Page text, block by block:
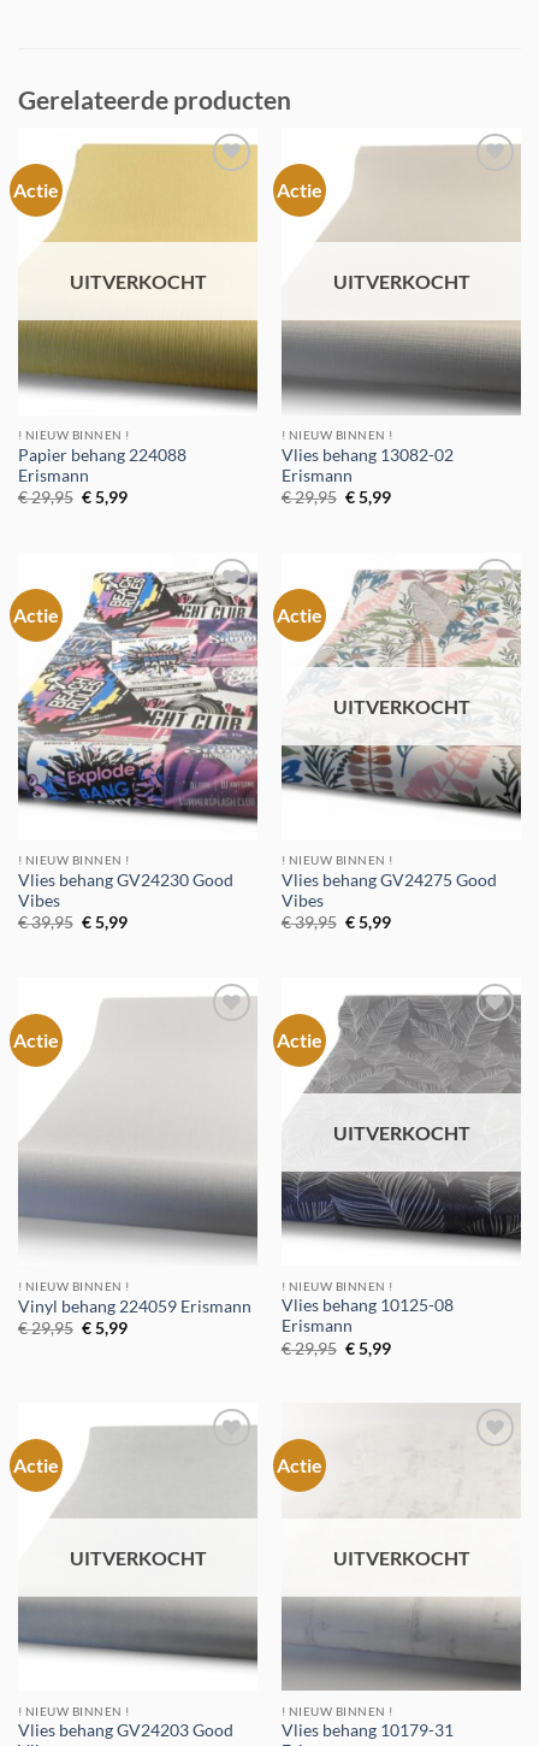
Gerelateerde producten
Actie
UITVERKOCHT
! NIEUW BINNEN !
Papier behang 224088
Erismann
€29,95 Oorspronkelijke
prijs
€5,99Huidige
Actie
UITVERKOCHT
! NIEUW BINNEN !
Vlies behang 13082-02
Erismann
€29,95 Oorspronkelijke
prijs
€5,99Huidige
Actie
Toevoegen
aan
verlanglijst
! NIEUW BINNEN !
Vlies behang GV24230 Good
Vibes
€39,95 Oorspronkelijke
prijs
€5,99Huidige
Actie
Toevoegen
aan
verlanglijst
UITVERKOCHT
! NIEUW BINNEN !
Vlies behang GV24275 Good
Vibes
€39,95 Oorspronkelijke
prijs
€5,99Huidige
Actie
! NIEUW BINNEN !
Vinyl behang 224059 Erismann
€29,95 Oorspronkelijke
prijs
€5,99Huidige
Actie
Toevoegen
aan
verlanglijst
UITVERKOCHT
! NIEUW BINNEN !
Vlies behang 10125-08
Erismann
€29,95 Oorspronkelijke
prijs
€5,99Huidige
Actie
UITVERKOCHT
! NIEUW BINNEN !
Vlies behang GV24203 Good
Actie
UITVERKOCHT
! NIEUW BINNEN !
Vlies behang 10179-31